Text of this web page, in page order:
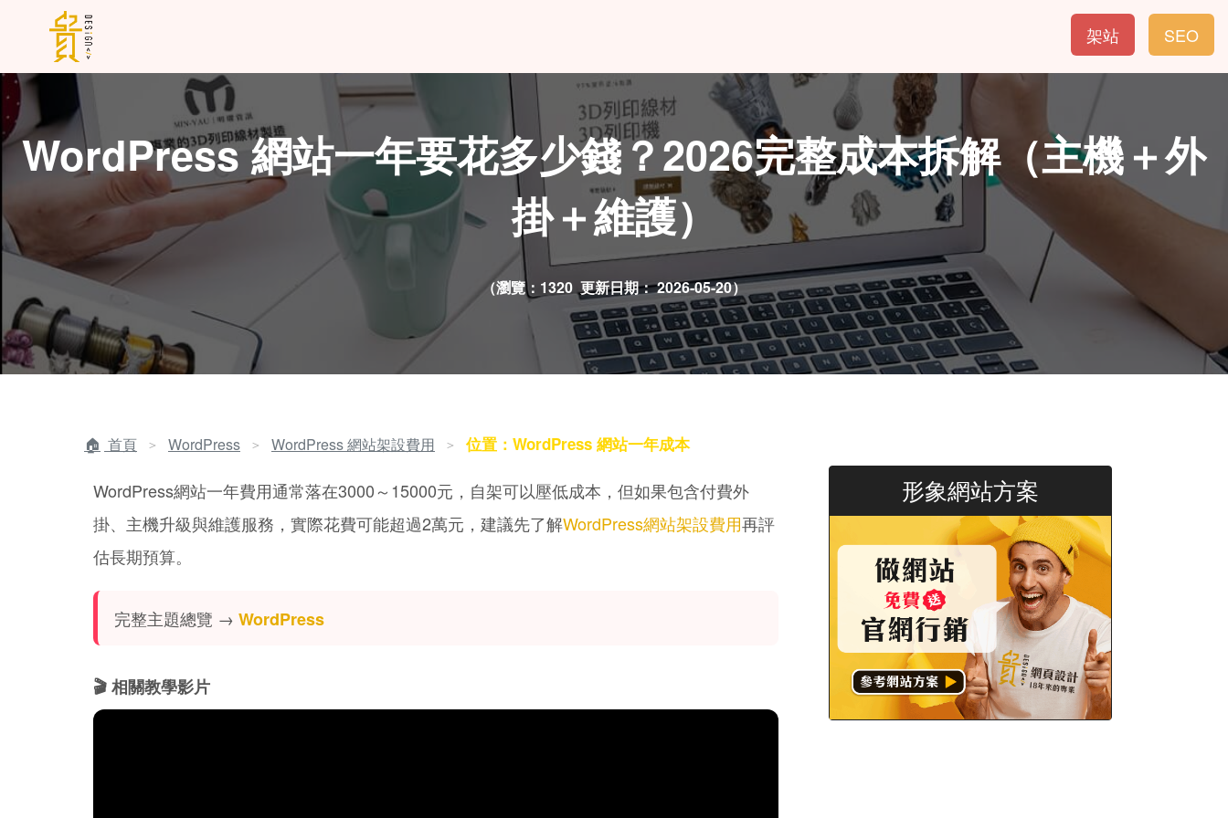
SEO
架站
WordPress 網站一年要花多少錢？2026完整成本拆解（主機＋外
掛＋維護）
（瀏覽：1320 更新日期：2026-05-20）
首頁 ＞ WordPress ＞ WordPress 網站架設費用 ＞ 位置：WordPress 網站一年成本
WordPress網站一年費用通常落在3000～15000元，自架可以壓低成本，但如果包含付費外
掛、主機升級與維護服務，實際花費可能超過2萬元，建議先了解WordPress網站架設費用再評
估長期預算。
完整主題總覽 → WordPress
🎬 相關教學影片
形象網站方案